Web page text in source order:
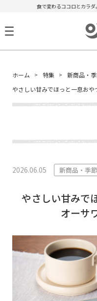
食で変わるココロとカラ
ホーム 特集
新商品・
やさしい甘みでほっと一息お
2026.06.05 新商品・季
やさしい甘みで
オーサ